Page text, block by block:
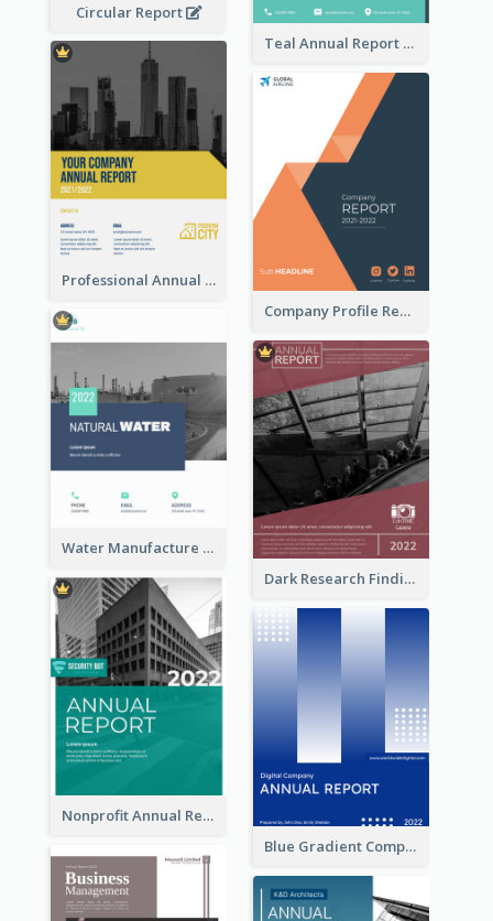
Circular Report
Teal Annual Report
Professional Annual Report Reports
Company Profile Reports
Water Manufacture Annual Reports
Dark Research Findings Annual Report
Nonprofit Annual Report
Blue Gradient Company Annual Report